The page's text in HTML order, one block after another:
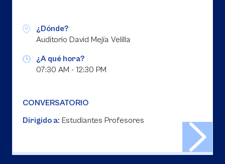
¿Dónde?
Auditorio David Mejía Velilla
¿A qué hora?
07:30 AM - 12:30 PM
CONVERSATORIO
Dirigido a: Estudiantes Profesores